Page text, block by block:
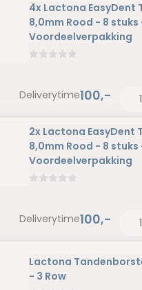
4x Lactona EasyDent
8,0mm Rood - 8 stuks
Voordeelverpakking
Deliverytime100,-
2x Lactona EasyDent
8,0mm Rood - 8 stuks
Voordeelverpakking
Deliverytime100,-
Lactona
- 3 Row